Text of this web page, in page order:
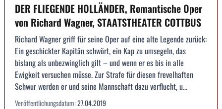
DER FLIEGENDE HOLLÄNDER, Romantische Oper
von Richard Wagner, STAATSTHEATER COTTBUS
Richard Wagner griff für seine Oper auf eine alte Legende zurück:
Ein geschickter Kapitän schwört, ein Kap zu umsegeln, das
bislang als unbezwinglich gilt – und wenn er es bis in alle
Ewigkeit versuchen müsse. Zur Strafe für diesen frevelhaften
Schwur werden er und seine Mannschaft dazu verflucht, u...
Veröffentlichungsdatum:27.04.2019